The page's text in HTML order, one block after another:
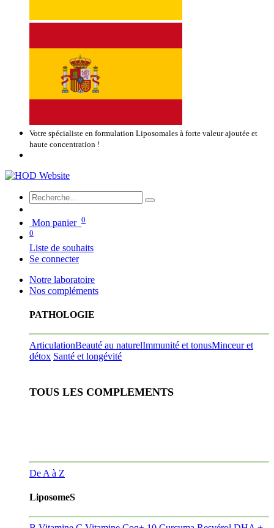
Votre spécialiste en formulation Liposomales à forte valeur ajoutée et
haute concentration !
Mon panier 0
0
Liste de souhaits
Se connecter
Notre laboratoire
Nos compléments
PATHOLOGIE
ArticulationBeauté au naturelImmunité et tonusMinceur et
détox Santé et longévité
TOUS LES COMPLEMENTS
De A à Z
LiposomeS